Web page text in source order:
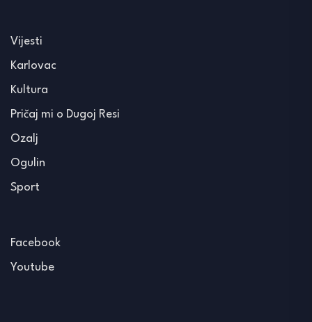
Vijesti
Karlovac
Kultura
Pričaj mi o Dugoj Resi
Ozalj
Ogulin
Sport
Facebook
Youtube